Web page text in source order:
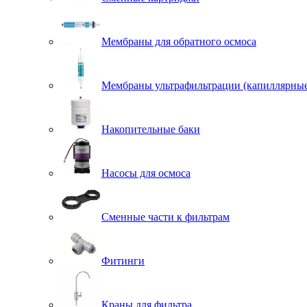
Мембраны для обратного осмоса
Мембраны ультрафильтрации
Накопительные баки
Насосы для осмоса
Сменные части к фильтрам
Фитинги
Краны для фильтра